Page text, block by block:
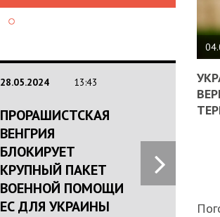
28.05.2024 13:43
ПРОРАШИСТСКАЯ
ВЕНГРИЯ
БЛОКИРУЕТ
КРУПНЫЙ ПАКЕТ
ВОЕННОЙ ПОМОЩИ
ЕС ДЛЯ УКРАИНЫ
НА